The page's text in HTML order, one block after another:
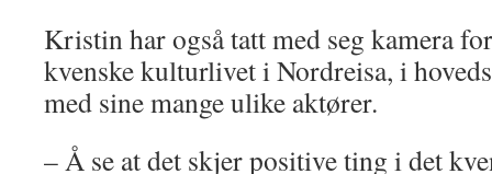
Kristin har også tatt med seg kamera
kvenske kulturlivet i Nordreisa, i
med sine mange ulike aktører.
– Å se at det skjer positive ting i det